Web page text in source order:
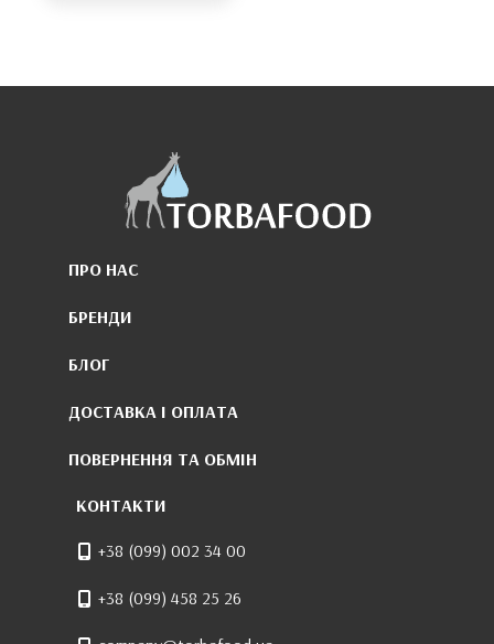
ПРО НАС
БРЕНДИ
БЛОГ
ДОСТАВКА І ОПЛАТА
ПОВЕРНЕННЯ ТА ОБМІН
КОНТАКТИ
+38 (099) 002 34 00
+38 (099) 458 25 26